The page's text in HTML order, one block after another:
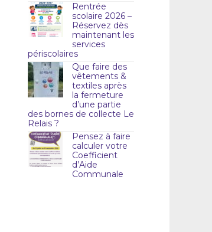
Rentrée
scolaire 2026 –
Réservez dès
maintenant les
services
périscolaires
Que faire des
vêtements &
textiles après
la fermeture
d’une partie
des bornes de collecte Le
Relais ?
Pensez à faire
calculer votre
Coefficient
d’Aide
Communale